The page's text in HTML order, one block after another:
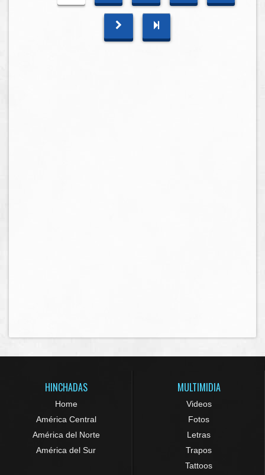
HINCHADAS
Home
América Central
América del Norte
América del Sur
MULTIMIDIA
Videos
Fotos
Letras
Trapos
Tattoos